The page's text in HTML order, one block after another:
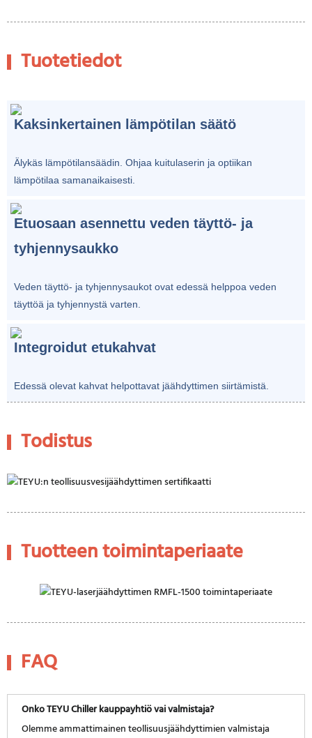
Tuotetiedot
Kaksinkertainen lämpötilan säätö
Älykäs lämpötilansäädin. Ohjaa kuitulaserin ja optiikan
lämpötilaa samanaikaisesti.
Etuosaan asennettu veden täyttö- ja
tyhjennysaukko
Veden täyttö- ja tyhjennysaukot ovat edessä helppoa veden
täyttöä ja tyhjennystä varten.
Integroidut etukahvat
Edessä olevat kahvat helpottavat jäähdyttimen siirtämistä.
Todistus
Tuotteen toimintaperiaate
FAQ
Onko TEYU Chiller kauppayhtiö vai valmistaja?
Olemme ammattimainen teollisuusjäähdyttimien valmistaja